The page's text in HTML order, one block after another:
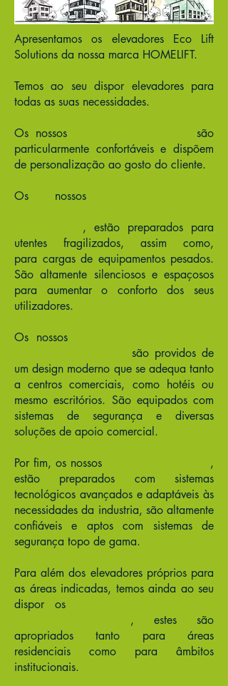
Apresentamos os elevadores Eco Lift
Solutions da nossa marca HOMELIFT.
Temos ao seu dispor elevadores para
todas as suas necessidades.
Os nossos
são
particularmente confortáveis e dispõem
de personalização ao gosto do cliente.
Os nossos
, estão preparados para
utentes fragilizados, assim como,
para cargas de equipamentos pesados.
São altamente silenciosos e espaçosos
para aumentar o conforto dos seus
utilizadores.
Os nossos
são providos de
um design moderno que se adequa tanto
a centros comerciais, como hotéis ou
mesmo escritórios. São equipados com
sistemas de segurança e diversas
soluções de apoio comercial.
Por fim, os nossos
,
estão preparados com sistemas
tecnológicos avançados e adaptáveis às
necessidades da industria, são altamente
confiáveis e aptos com sistemas de
segurança topo de gama.
Para além dos elevadores próprios para
as áreas indicadas, temos ainda ao seu
dispor os
, estes são
apropriados tanto para áreas
residenciais como para âmbitos
institucionais.